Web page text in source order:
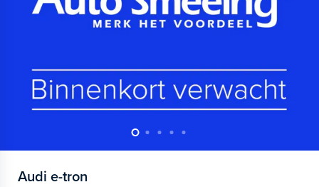
Audi e-tron